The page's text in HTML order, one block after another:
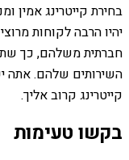
בחירת קייטרינג אמין
יהיו הרבה לקוחות
חברתית משלהם, כך
השירותים שלהם. אתה
קייטרינג קרוב אליך.
בקשו טעימות